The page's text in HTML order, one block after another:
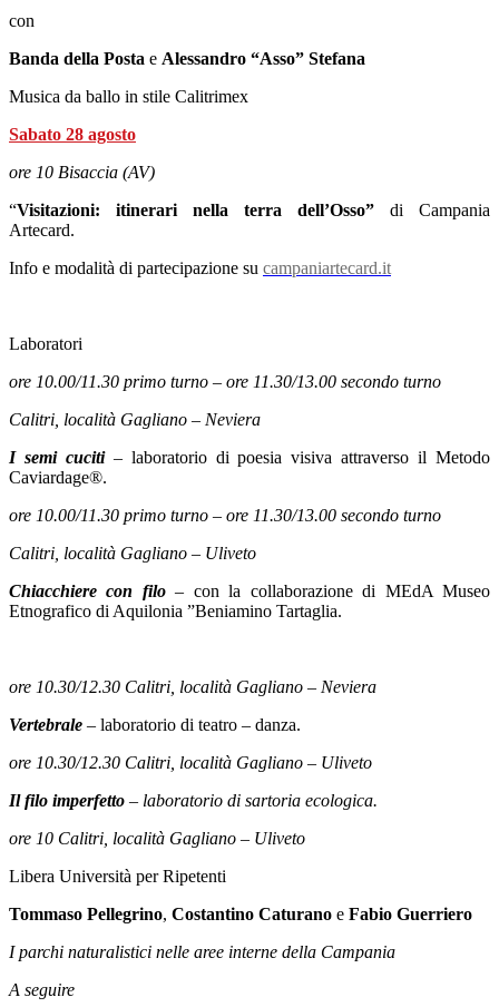
con
Banda della Posta e Alessandro “Asso” Stefana
Musica da ballo in stile Calitrimex
Sabato 28 agosto
ore 10 Bisaccia (AV)
“Visitazioni: itinerari nella terra dell’Osso” di Campania
Artecard.
Info e modalità di partecipazione su campaniartecard.it
Laboratori
ore 10.00/11.30 primo turno – ore 11.30/13.00 secondo turno
Calitri, località Gagliano – Neviera
I semi cuciti – laboratorio di poesia visiva attraverso il Metodo
Caviardage®.
ore 10.00/11.30 primo turno – ore 11.30/13.00 secondo turno
Calitri, località Gagliano – Uliveto
Chiacchiere con filo– con la collaborazione di MEdA Museo
Etnografico di Aquilonia ”Beniamino Tartaglia.
ore 10.30/12.30 Calitri, località Gagliano – Neviera
Vertebrale – laboratorio di teatro – danza.
ore 10.30/12.30 Calitri, località Gagliano – Uliveto
Il filo imperfetto – laboratorio di sartoria ecologica.
ore 10 Calitri, località Gagliano – Uliveto
Libera Università per Ripetenti
Tommaso Pellegrino, Costantino Caturano e Fabio Guerriero
I parchi naturalistici nelle aree interne della Campania
A seguire